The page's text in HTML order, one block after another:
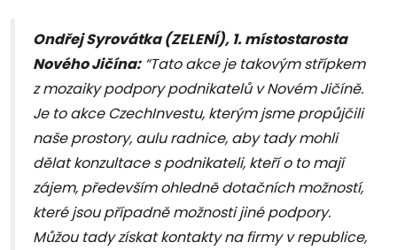
Ondřej Syrovátka (ZELENÍ), 1. místostarosta
Nového Jičína:“Tato akce je takovým střípkem
z mozaiky podpory podnikatelů v Novém Jičíně.
Je to akce CzechInvestu, kterým jsme propůjčili
naše prostory, aulu radnice, aby tady mohli
dělat konzultace s podnikateli, kteří o to mají
zájem, především ohledně dotačních možností,
které jsou případně možnosti jiné podpory.
Můžou tady získat kontakty na firmy v republice,